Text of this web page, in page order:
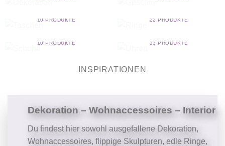
10 PRODUKTE 22 PRODUKTE
10 PRODUKTE 13 PRODUKTE
INSPIRATIONEN
Dekoration – Wohnaccessoires – Interior
Du findest hier sowohl ausgefallene Dekoration,
Wohnaccessoires, flippige Skulpturen, edle Ringe,